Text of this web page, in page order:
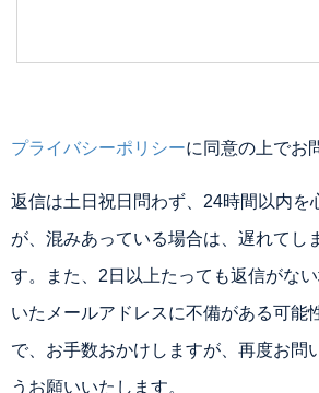
プライバシーポリシーに同意の上でお
返信は土日祝日問わず、24時間以内を
が、混みあっている場合は、遅れてし
す。また、2日以上たっても返信がな
いたメールアドレスに不備がある可能
で、お手数おかけしますが、再度お問
うお願いいたします。